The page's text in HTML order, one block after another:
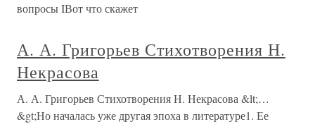
вопросы IВот что скажет
А. А. Григорьев Стихотворения Н.
Некрасова
А. А. Григорьев Стихотворения Н. Некрасова &lt;…
&gt;Но началась уже другая эпоха в литературе1. Ее